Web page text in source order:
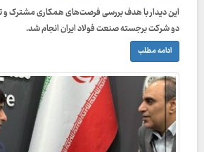
این دیدار با هدف بررسی فرصت‌های همکاری مشترک و
دو شرکت برجسته صنعت فولاد ایران انجام شد.
ادامه مطلب